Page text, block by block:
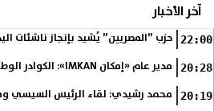
آخر الأخبار
22:00 حزب ”المصريين” يُشيد بإنجاز ناشئات
20:28 مدير عام «إمكان IMKAN»: الكوادر الوطنية المؤهلة هي الثروة الحقيقية لمستقبل التنمية في مصر
20:19 محمد رشيدي: لقاء الرئيس السيسي